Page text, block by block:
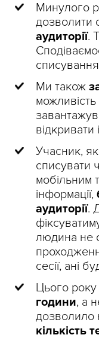
Минулого
дозволити
аудиторії.
Ми також
можливість
відкривати
Учасник,
списувати
мобільним
інформації,
аудиторії.
людина не
сесії, ані
Цього року
години, а
кількість